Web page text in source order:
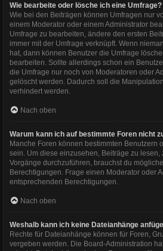
Wie bearbeite oder lösche ich eine Umfrage?
Wie bei den Beiträgen können Umfragen nur
einem Moderator oder einem Administrator
Umfrage zu bearbeiten, ändere den ersten
immer mit der Umfrage verknüpft. Wenn
hat, dann können Benutzer die Umfrage
bearbeiten. Sollte allerdings schon ein
die Umfrage nur noch von Moderatoren oder
gelöscht werden. Dadurch soll die
verhindert werden.
Nach oben
Warum kann ich auf bestimmte Foren nicht
Manche Foren können bestimmten Benutzern
sein. Um diese einzusehen, Beiträge zu
Vorgänge durchzuführen, brauchst du
Berechtigungen. Frage einen Moderator oder
entsprechenden Berechtigungen.
Nach oben
Weshalb kann ich keine Dateianhänge
Rechte für Dateianhänge können für Foren,
vergeben werden. Die Board-Administration